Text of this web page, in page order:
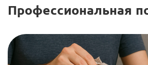
Профессиональная